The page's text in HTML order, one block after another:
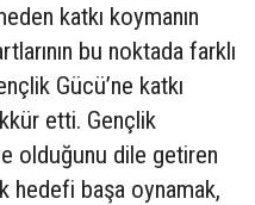
katkı koymanın
bu noktada farklı
Gücü’ne katkı
etti. Gençlik
olduğunu dile getiren
hedefi başa oynamak,